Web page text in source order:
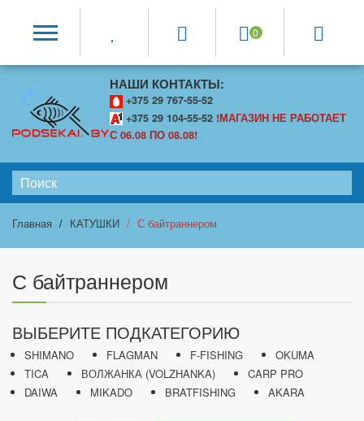
0
НАШИ КОНТАКТЫ:
+375 29 767-55-52
+375 29 104-55-52 !МАГАЗИН НЕ РАБОТАЕТ
С 06.08 ПО 08.08!
Главная КАТУШКИ С байтраннером
С байтраннером
ВЫБЕРИТЕ ПОДКАТЕГОРИЮ
SHIMANO FLAGMAN F-FISHING
OKUMA
TICA
ВОЛЖАНКА (VOLZHANKA)
CARP PRO
DAIWA
MIKADO BRATFISHING AKARA